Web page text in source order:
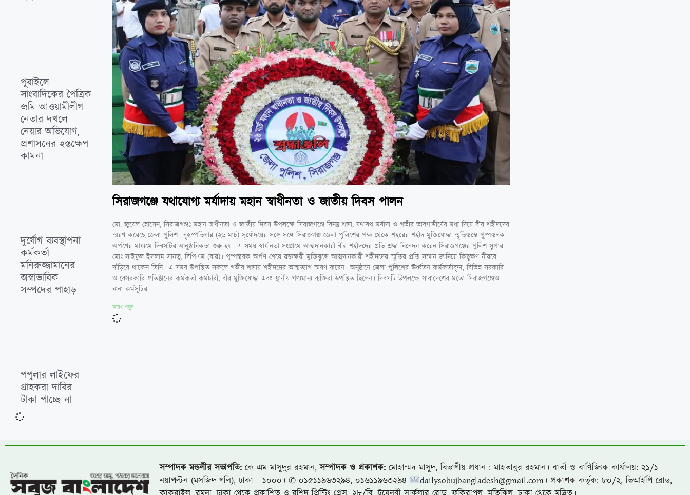
পূবাইলে
সাংবাদিকের পৈত্রিক
জমি আওয়ামীলীগ
নেতার দখলে
নেয়ার অভিযোগ,
প্রশাসনের হস্তক্ষেপ
কামনা
দুর্যোগ ব্যবস্থাপনা
কর্মকর্তা
মনিরুজ্জামানের
অস্বাভাবিক
সম্পদের পাহাড়
পপুলার লাইফের
গ্রাহকরা দাবির
টাকা পাচ্ছে না
সিরাজগঞ্জে যথাযোগ্য মর্যাদায় মহান স্বাধীনতা ও জাতীয় দিবস পালন
মো. জুয়েল হোসেন, সিরাজগঞ্জঃ মহান স্বাধীনতা ও জাতীয় দিবস উপলক্ষে সিরাজগঞ্জে বিনম্র শ্রদ্ধা, যথাযথ মর্যাদা ও গভীর ভাবগাম্ভীর্যের মধ্য দিয়ে বীর শহীদদের
স্মরণ করেছে জেলা পুলিশ। বৃহস্পতিবার (২৬ মার্চ) সূর্যোদয়ের সঙ্গে সঙ্গে সিরাজগঞ্জ জেলা পুলিশের পক্ষ থেকে শহরের শহীদ মুক্তিযোদ্ধা স্মৃতিস্তম্ভে পুষ্পস্তবক
অর্পণের মাধ্যমে দিবসটির আনুষ্ঠানিকতা শুরু হয়। এ সময় স্বাধীনতা সংগ্রামে আত্মদানকারী বীর শহীদদের প্রতি শ্রদ্ধা নিবেদন করেন সিরাজগঞ্জের পুলিশ সুপার
মোঃ সাইফুল ইসলাম সানতু, বিপিএম (বার)। পুষ্পস্তবক অর্পণ শেষে রক্তক্ষয়ী মুক্তিযুদ্ধে আত্মদানকারী শহীদদের স্মৃতির প্রতি সম্মান জানিয়ে কিছুক্ষণ নীরবে
দাঁড়িয়ে থাকেন তিনি। এ সময় উপস্থিত সকলে গভীর শ্রদ্ধায় শহীদদের আত্মত্যাগ স্মরণ করেন। অনুষ্ঠানে জেলা পুলিশের ঊর্ধ্বতন কর্মকর্তাবৃন্দ, বিভিন্ন সরকারি
ও বেসরকারি প্রতিষ্ঠানের কর্মকর্তা-কর্মচারী, বীর মুক্তিযোদ্ধা এবং স্থানীয় গণ্যমান্য ব্যক্তিরা উপস্থিত ছিলেন। দিবসটি উপলক্ষে সারাদেশের মতো সিরাজগঞ্জেও
নানা কর্মসূচির
আরও পড়ুন
সম্পাদক মন্ডলীর সভাপতি: কে এম মাসুদুর রহমান,সম্পাদক ও প্রকাশক: মোহাম্মদ মাসুদ, বিভাগীয় প্রধান : মাহতাবুর রহমান। বার্তা ও বাণিজ্যিক কার্যালয়: ২১/১
নয়াপল্টন (মসজিদ গলি), ঢাকা - ১০০০। ✆ ০১৫১১৯৬৩২৯৪, ০১৬১১৯৬৩২৯৪
dailysobujbangladesh@gmail.com। প্রকাশক কর্তৃক: ৮০/২, ভিআইপি রোড,